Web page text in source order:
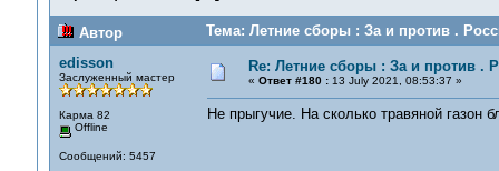
Автор
Тема: Летние сборы : За и против .
edisson
Заслуженный мастер
Карма 82
Offline
Сообщений: 5457
Re: Летние сборы : За и против .
« Ответ #180 :13 July 2021, 08:53:37 »
Не прыгучие. На сколько травяной газон